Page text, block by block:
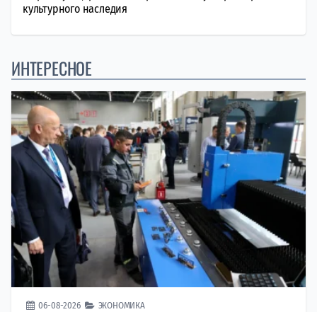
культурного наследия
ИНТЕРЕСНОЕ
06-08-2026 ЭКОНОМИКА